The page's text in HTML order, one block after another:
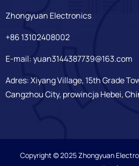
Zhongyuan Electronics
+86 13102408002
E-mail:yuan3144387739@163.com
Adres: Xiyang Village, 15th Grade
Cangzhou City, prowincja Hebei,
Copyright © 2025 Zhongyuan